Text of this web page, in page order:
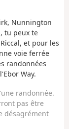
Nunnington
tu peux te
et pour les
voie ferrée
randonnées
Way.
randonnée.
pas être
désagrément